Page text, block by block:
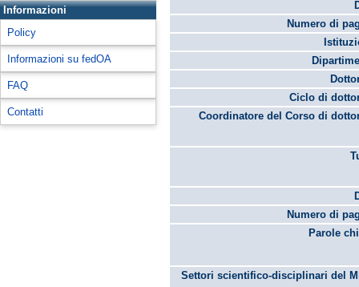
Informazioni
Policy
Informazioni su fedOA
FAQ
Contatti
Numero di
Ciclo di
Coordinatore del Corso di
Numero di
Parole
Settori scientifico-disciplinari del